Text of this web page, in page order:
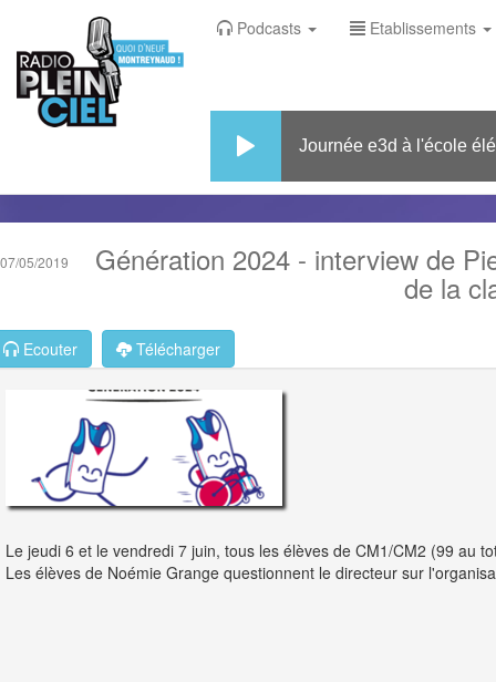
Podcasts Etablissements
Journée e3d à l'école
05/2019 Génération 2024 - interview de
de la
Ecouter Télécharger
Le jeudi 6 et le vendredi 7 juin, tous les élèves de CM1/CM2 (99 au
Les élèves de Noémie Grange questionnent le directeur sur